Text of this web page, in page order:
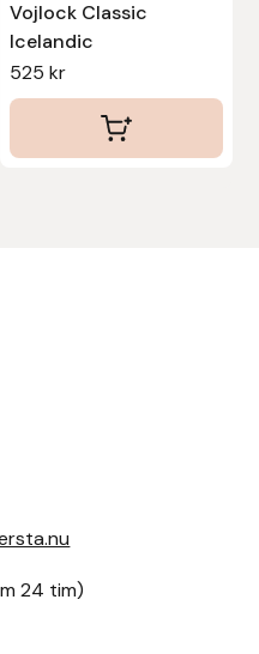
Vojlock Classic
Icelandic
525 kr
24 tim)